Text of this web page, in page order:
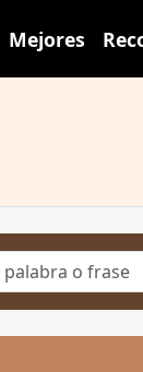
Mejores